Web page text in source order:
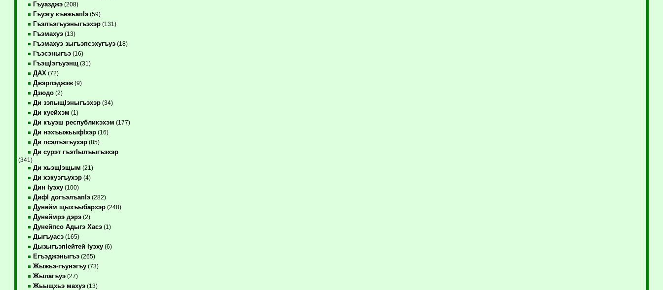
Гъуазджэ(208)
Гъуэгу къежьапIэ(59)
Гъэлъэгъуэныгъэхэр(131)
Гъэмахуэ(13)
Гъэмахуэ зыгъэпсэхугъуэ(18)
Гъэсэныгъэ(16)
ГъэщIэгъуэнщ(31)
ДАХ (72)
Джэрпэджэж(9)
Дзюдо(2)
Ди зэпыщIэныгъэхэр(34)
Ди куейхэм (1)
Ди къуэш республикэхэм (177)
Ди нэхъыжьыфIхэр(16)
Ди псэлъэгъухэр(85)
Ди сурэт гъэтIылъыгъэхэр
(341)
Ди хьэщIэщым (21)
Ди хэкуэгъухэр(4)
Дин Iуэху(100)
ДифI догъэлъапIэ(282)
Дунейм щыхъыбархэр(248)
Дунеймрэ дэрэ(2)
Дунейпсо Адыгэ Хасэ(1)
Дыгъуасэ(165)
ДызыгъэпIейтей Iуэху(6)
Егъэджэныгъэ(265)
Жыжьэ-гъунэгъу(73)
Жылагъуэ(27)
Жьыщхьэ махуэ(13)